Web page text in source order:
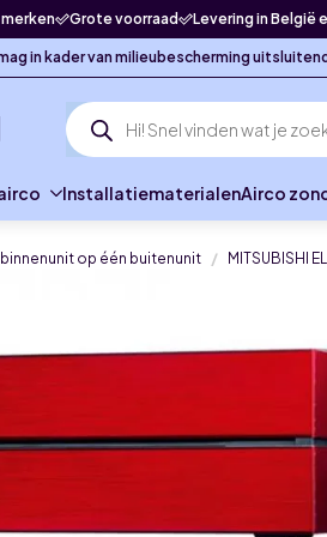
Grote voorraad Levering in
in kader van milieubescherming
Producten
zoeken
InstallatiematerialenAirco
op één buitenunit MITSUBISHI